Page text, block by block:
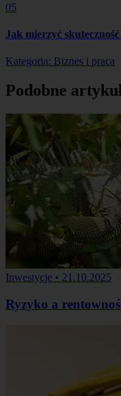
05
Jak mierzyć
Kategoria: Biznes i praca
Podobne
Inwestycje • 21.10.2025
Ryzyko a